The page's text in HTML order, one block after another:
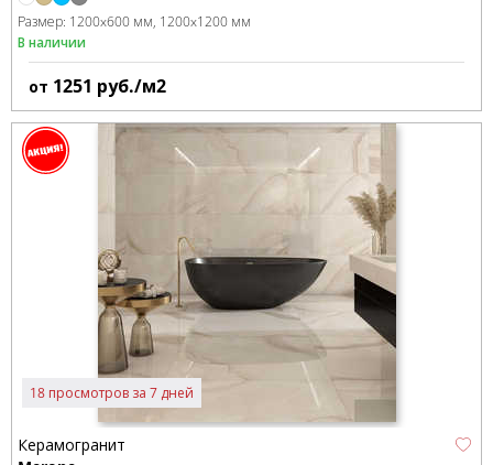
Размер: 1200x600 мм 1200x1200 мм
В наличии
от 1251 руб./м2
18 просмотров за 7 дней
Керамогранит